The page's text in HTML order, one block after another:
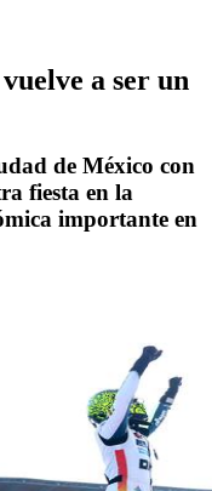
a ser un
de México con
fiesta en la
importante en